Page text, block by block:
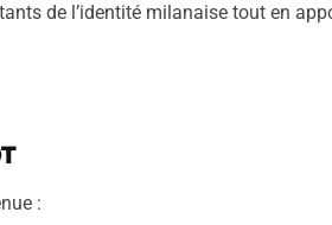
de l’identité milanaise tout en
: